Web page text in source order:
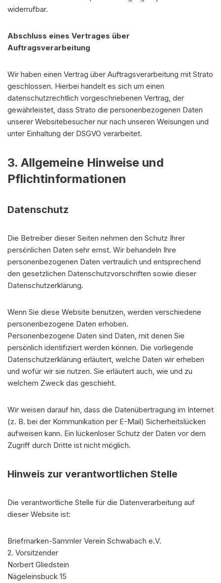
widerrufbar.
Abschluss eines Vertrages über
Auftragsverarbeitung
Wir haben einen Vertrag über Auftragsverarbeitung mit Strato
geschlossen. Hierbei handelt es sich um einen
datenschutzrechtlich vorgeschriebenen Vertrag, der
gewährleistet, dass Strato die personenbezogenen Daten
unserer Websitebesucher nur nach unseren Weisungen und
unter Einhaltung der DSGVO verarbeitet.
3. Allgemeine Hinweise und
Pflichtinformationen
Datenschutz
Die Betreiber dieser Seiten nehmen den Schutz Ihrer
persönlichen Daten sehr ernst. Wir behandeln Ihre
personenbezogenen Daten vertraulich und entsprechend
den gesetzlichen Datenschutzvorschriften sowie dieser
Datenschutzerklärung.
Wenn Sie diese Website benutzen, werden verschiedene
personenbezogene Daten erhoben.
Personenbezogene Daten sind Daten, mit denen Sie
persönlich identifiziert werden können. Die vorliegende
Datenschutzerklärung erläutert, welche Daten wir erheben
und wofür wir sie nutzen. Sie erläutert auch, wie und zu
welchem Zweck das geschieht.
Wir weisen darauf hin, dass die Datenübertragung im Internet
(z. B. bei der Kommunikation per E-Mail) Sicherheitslücken
aufweisen kann. Ein lückenloser Schutz der Daten vor dem
Zugriff durch Dritte ist nicht möglich.
Hinweis zur verantwortlichen Stelle
Die verantwortliche Stelle für die Datenverarbeitung auf
dieser Website ist:
Briefmarken-Sammler Verein Schwabach e.V.
2. Vorsitzender
Norbert Gliedstein
Nägeleinsbuck 15